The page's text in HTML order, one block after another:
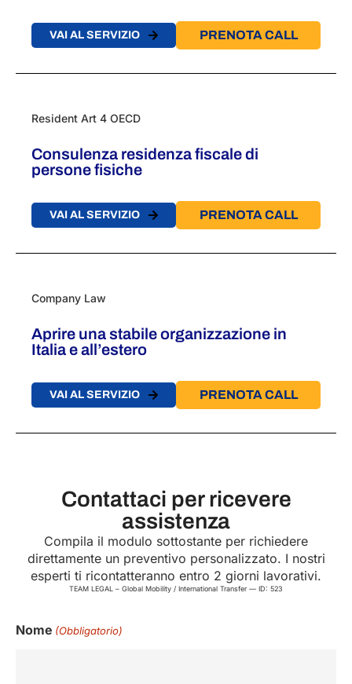
VAI AL SERVIZIO PRENOTA CALL
Resident Art 4 OECD
Consulenza residenza fiscale ​di
persone fisiche​
VAI AL SERVIZIO PRENOTA CALL
Company Law
Aprire una stabile organizzazione in
Italia​​ e all’estero
VAI AL SERVIZIO PRENOTA CALL
Contattaci per ricevere
assistenza
Compila il modulo sottostante per richiedere
direttamente un preventivo personalizzato. I nostri
esperti ti ricontatteranno entro 2 giorni lavorativi.
TEAM LEGAL – Global Mobility / International Transfer — ID: 523
Nome (Obbligatorio)